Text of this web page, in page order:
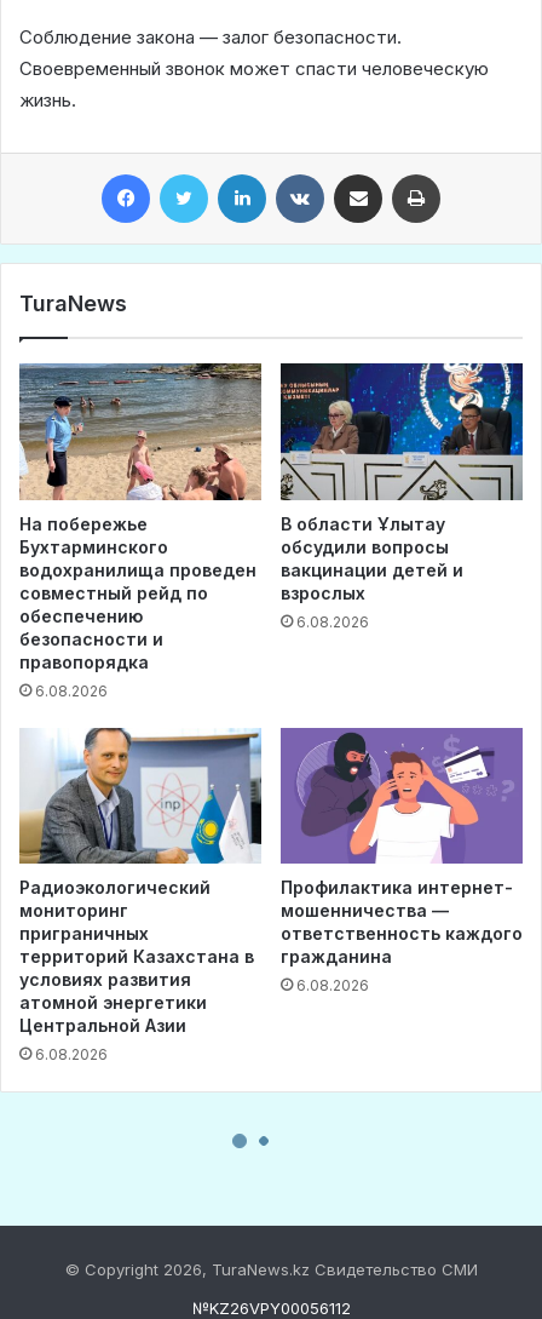
© Copyright 2026, TuraNews.kz Свидетельство СМИ
№KZ26VPY00056112